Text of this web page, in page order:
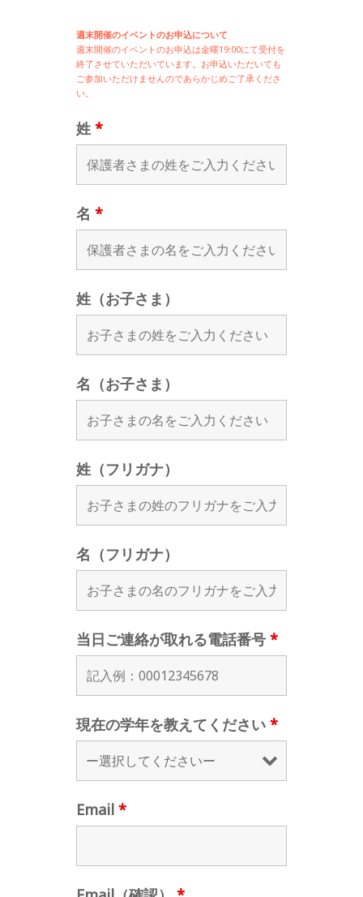
週末開催のイベントのお申込について
週末開催のイベントのお申込は金曜19:00にて受付を
終了させていただいています。お申込いただいても
ご参加いただけませんのであらかじめご了承くださ
い。
姓 *
名 *
姓（お子さま）
名（お子さま）
姓（フリガナ）
名（フリガナ）
当日ご連絡が取れる電話番号 *
現在の学年を教えてください *
Email *